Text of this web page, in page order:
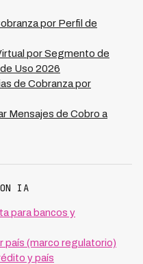
mejor a mensajes
urgencia clara.
instituciones alcanzan
con un costo 70%
solo hacia
de pago.
por Perfil de
por Segmento de
Uso 2026
de Cobranza por
Mensajes de Cobro a
IA
para bancos y
país (marco regulatorio)
y país